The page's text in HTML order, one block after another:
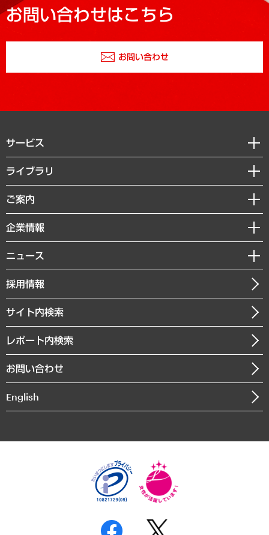
お問い合わせはこちら
お問い合わせ
サービス
経営戦略
組織・人事戦略
デジタルイノベーション
共生・ダイバーシティ
GRC（ガバナンス・リスク・コンプライアンス）・防災（政策）
経済・産業・雇用・労働
まちづくり・観光・交通・スポーツ・スマートシティ
自然資源・農林水産業・食料システム
ライブラリ
経済調査
レポート
コラム
経営用語集
受託・受注実績（官公庁関連）
メディア掲載・出演
ご案内
セミナー・イベント情報
MUFGビジネスセミナー
受託案件情報
企業情報
私たちの想い
社長メッセージ
会社概要
沿革
組織図・本部部室紹介
インドネシア現地法人
個人情報保護方針
反社会的勢力に対する基本方針
ニュース
ニュースリリース
お知らせ
採用情報
サイト内検索
レポート内検索
お問い合わせ
English